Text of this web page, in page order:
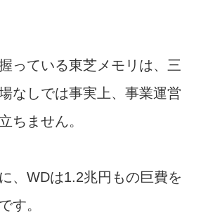
っている東芝メモリは、三
なしでは事実上、事業運営
ちません。
、WDは1.2兆円もの巨費を
す。